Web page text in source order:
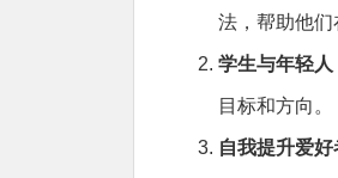
法，帮助他们
学生与年轻人
目标和方向。
自我提升爱好